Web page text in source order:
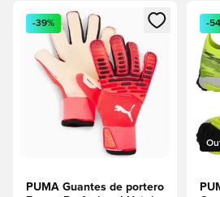
Abre un modal para iniciar sesión
-39%
PUMA Guantes de portero
-